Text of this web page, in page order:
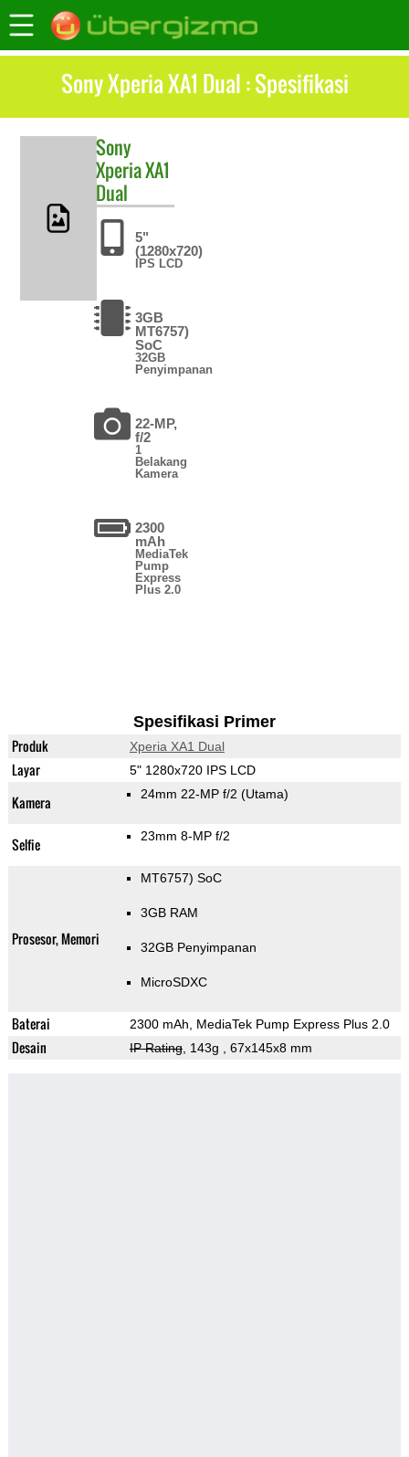
Sony Xperia XA1 Dual : Spesifikasi
Sony
Xperia XA1
Dual
5"
(1280x720)
IPS LCD
3GB
MT6757)
SoC
32GB
Penyimpanan
22-MP,
f/2
1
Belakang
Kamera
2300
mAh
MediaTek
Pump
Express
Plus 2.0
Spesifikasi Primer
Produk Xperia XA1 Dual
Layar 5" 1280x720 IPS LCD
Kamera 24mm 22-MP f/2 (Utama)
Selfie 23mm 8-MP f/2
Prosesor, Memori
MT6757) SoC
3GB RAM
32GB Penyimpanan
MicroSDXC
Baterai 2300 mAh, MediaTek Pump Express Plus 2.0
Desain IP Rating, 143g , 67x145x8 mm